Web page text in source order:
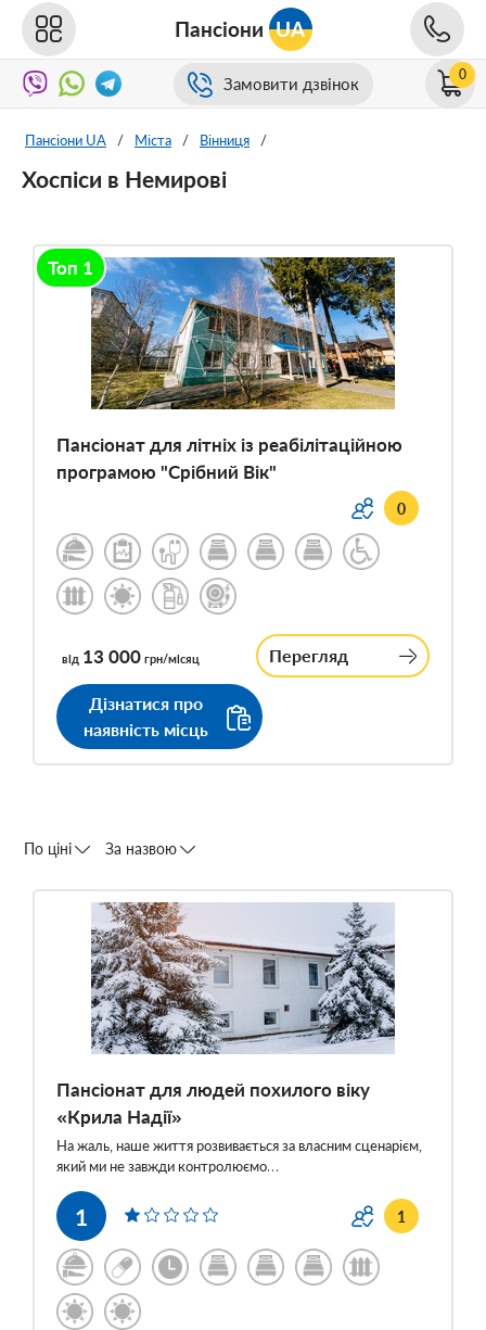
Пансіони UA
Замовити дзвінок 0
Пансіони UA / Міста / Вінниця /
Хоспіси в Немирові
Топ 1
Пансіонат для літніх із реабілітаційною
програмою "Срібний Вік"
0
від 13 000 грн/місяц Перегляд
Дізнатися про
наявність місць
По ціні За назвою
Пансіонат для людей похилого віку
«Крила Надії»
На жаль, наше життя розвивається за власним сценарієм,
який ми не завжди контролюємо…
1 1